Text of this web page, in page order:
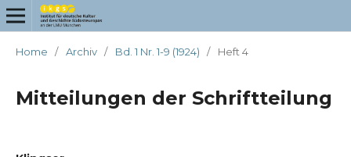
Home / Archiv / Bd. 1 Nr. 1-9 (1924) / Heft 4
Mitteilungen der Schriftteilung